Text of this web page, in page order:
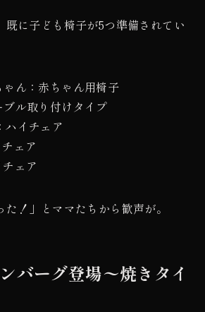
既に子ども椅子が5つ準備されてい
ん：赤ちゃん用椅子
ル取り付けタイプ
ハイチェア
ェア
ェア
た！」とママたちから歓声が。
バーグ登場〜焼きタイ